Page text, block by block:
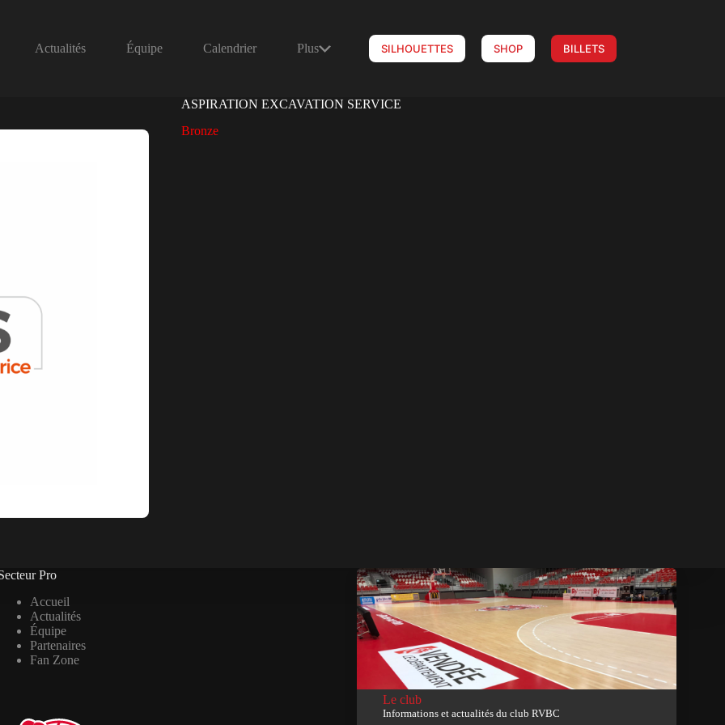
Actualités Équipe Calendrier Plus SILHOUETTES SHOP BILLETS
ASPIRATION EXCAVATION SERVICE
Bronze
Pro
Accueil
Actualités
Équipe
Partenaires
Fan Zone
Le club
Informations et actualités du club RVBC